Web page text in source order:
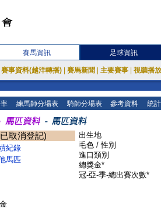
賽馬資訊 足球資訊
賽事資料(越洋轉播) 賽馬新聞 主要賽事 視聽播
練馬師分場表 騎師分場表 參考資料 統
取消登記)
紀錄
馬匹
出生地
毛色 / 性別
進口類別
總獎金*
冠-亞-季-總出賽次數*